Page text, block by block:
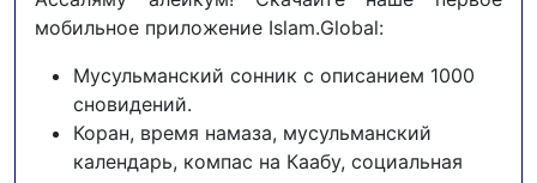
мобильное приложение Islam.Global:
Мусульманский сонник с описанием 1000
сновидений.
Коран, время намаза, мусульманский
календарь, компас на Каабу, социальная